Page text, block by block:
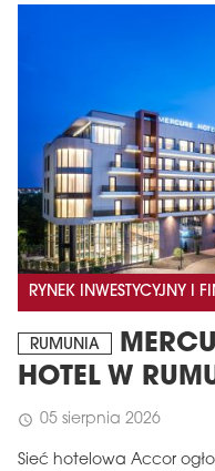
RYNEK INWESTYCYJNY I
RUMUNIA
HOTEL W
schedule 05 sierpnia 2026
Sieć hotelowa Accor